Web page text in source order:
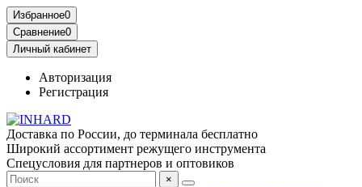
Избранное0
Сравнение0
Личный кабинет
Авторизация
Регистрация
Доставка по России, до терминала бесплатно
Широкий ассортимент режущего инструмента
Спецусловия для партнеров и оптовиков
×